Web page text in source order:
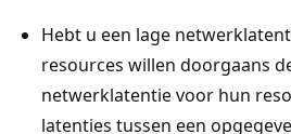
Hebt u een lage
resources willen doorgaans
netwerklatentie voor hun
latenties tussen een